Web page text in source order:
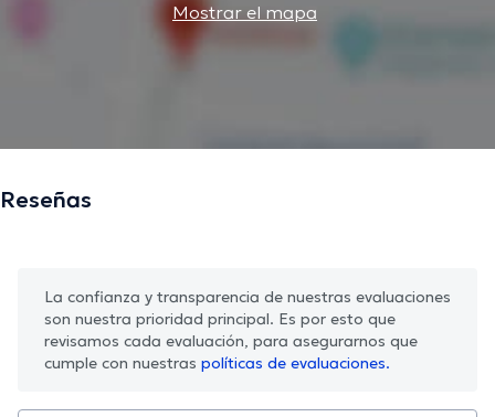
Mostrar el mapa
Reseñas
La confianza y transparencia de nuestras evaluaciones
son nuestra prioridad principal. Es por esto que
revisamos cada evaluación, para asegurarnos que
cumple con nuestras políticas de evaluaciones.